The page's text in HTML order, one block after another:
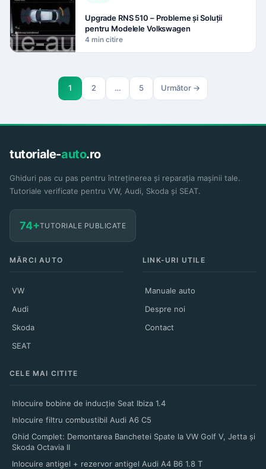
Upgrade RNS 510 – Probleme și Soluții
pentru Modelele Volkswagen
4 min citire
Paginație
articole
1 2 … 5 Următor →
tutoriale-auto.ro
Ghiduri pas cu pas pentru întreținerea și reparația mașinii tale.
Tutoriale verificate pentru VW, Audi, Skoda și SEAT.
74+TUTORIALE PUBLICATE
MĂRCI AUTO
VW
Audi
Skoda
SEAT
LINK-URI UTILE
Manuale auto
Despre noi
Contact
CELE MAI CITITE
Inlocuire bobine de inducție Seat Ibiza 1.4
Inlocuire filtru combustibil Audi A6 C5
Ghid Complet: Demontarea Banchetei Spate la VW Golf V, Jetta și
Skoda Octavia II
Inlocuire antigel + rezervor antigel Audi A4 B6 1.8 T